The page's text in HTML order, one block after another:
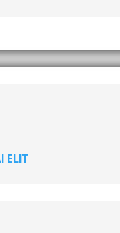
ELIT
Thomas
klubbchef i MAI. Han
i Höllviken